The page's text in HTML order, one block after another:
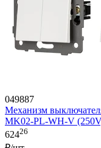
049887
Механизм
MK02-PL-WH-V
62426